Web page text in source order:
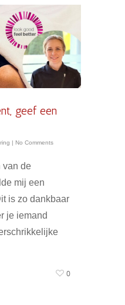
geef een
| No Comments
van de
mij een
is zo dankbaar
je iemand
0